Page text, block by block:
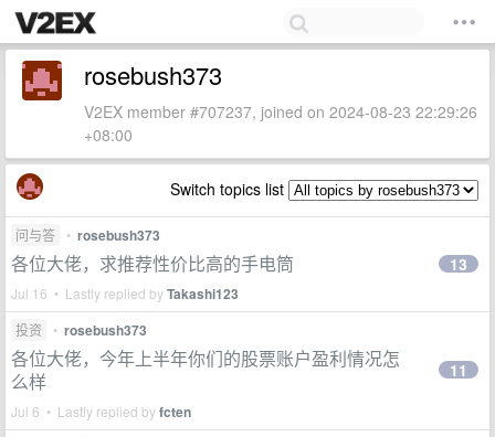
rosebush373
V2EX member #707237, joined on 2024-08-23 22:29:26
+08:00
Switch topics list
问与答 • rosebush373
各位大佬，求推荐性价比高的手电筒
Jul 16 • Lastly replied byTakashi123
13
投资 • rosebush373
各位大佬，今年上半年你们的股票账户盈利情况怎
么样
Jul 6 • Lastly replied byfcten
11